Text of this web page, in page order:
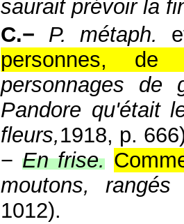
saurait prévoir la
C.−
P. métaph.
personnes, de
personnages
Pandore qu'était
fleurs,1918, p.
− En frise.
moutons,
1012).